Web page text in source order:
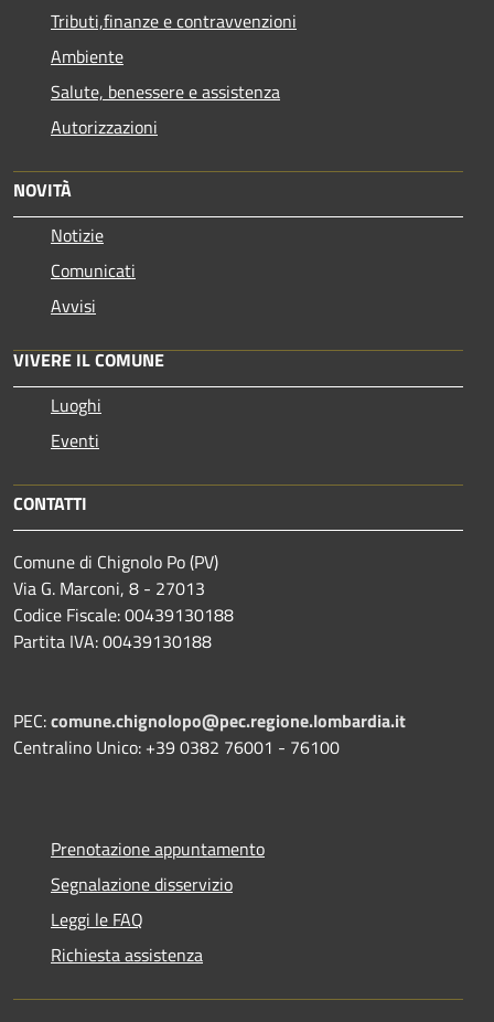
Tributi,finanze e contravvenzioni
Ambiente
Salute, benessere e assistenza
Autorizzazioni
NOVITÀ
Notizie
Comunicati
Avvisi
VIVERE IL COMUNE
Luoghi
Eventi
CONTATTI
Comune di Chignolo Po (PV)
Via G. Marconi, 8 - 27013
Codice Fiscale: 00439130188
Partita IVA: 00439130188
PEC:comune.chignolopo@pec.regione.lombardia.it
Centralino Unico: +39 0382 76001 - 76100
Prenotazione appuntamento
Segnalazione disservizio
Leggi le FAQ
Richiesta assistenza